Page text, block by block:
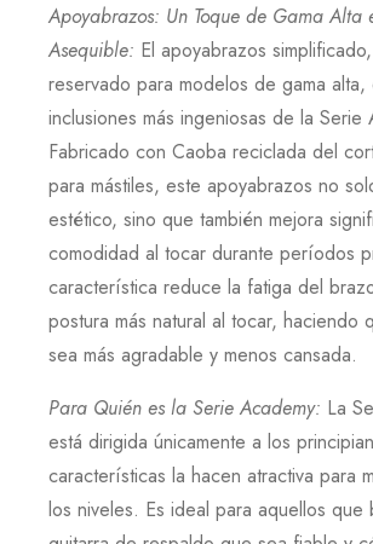
Apoyabrazos: Un Toque de Gama Alta
Asequible: El apoyabrazos
reservado para modelos de gama alta,
inclusiones más ingeniosas de la Serie
Fabricado con Caoba reciclada del
para mástiles, este apoyabrazos no
estético, sino que también mejora
comodidad al tocar durante períodos
característica reduce la fatiga del
postura más natural al tocar, haciendo
sea más agradable y menos cansada.
Para Quién es la Serie Academy: La
está dirigida únicamente a los
características la hacen atractiva para
los niveles. Es ideal para aquellos que